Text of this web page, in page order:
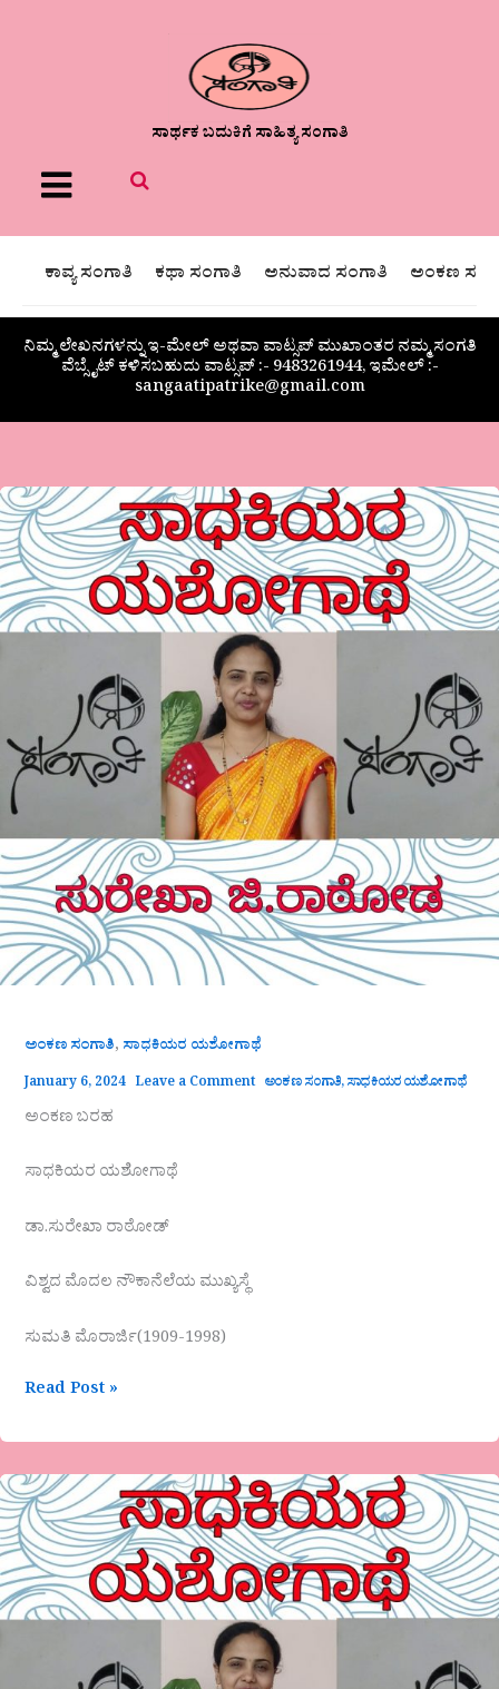
ಸಾರ್ಥಕ ಬದುಕಿಗೆ ಸಾಹಿತ್ಯ ಸಂಗಾತಿ
Menu
ಕಾವ್ಯ ಸಂಗಾತಿ ಕಥಾ ಸಂಗಾತಿ ಅನುವಾದ ಸಂಗಾತಿ ಅಂಕಣ
ನಿಮ್ಮ ಲೇಖನಗಳನ್ನು ಇ-ಮೇಲ್ ಅಥವಾ ವಾಟ್ಸಪ್ ಮುಖಾಂತರ ನಮ್ಮ ಸಂಗತಿ
ವೆಬ್ಸೈಟ್ ಕಳಿಸಬಹುದು ವಾಟ್ಸಪ್‌ :- 9483261944, ಇಮೇಲ್ :-
sangaatipatrike@gmail.com
ಅಂಕಣ ಸಂಗಾತಿ, ಸಾಧಕಿಯರ ಯಶೋಗಾಥೆ
January 6, 2024 Leave a Comment ಅಂಕಣ ಸಂಗಾತಿ,ಸಾಧಕಿಯರ ಯಶೋಗಾಥೆ
ಅಂಕಣ ಬರಹ
ಸಾಧಕಿಯರ ಯಶೋಗಾಥೆ
ಡಾ.ಸುರೇಖಾ ರಾಠೋಡ್
ವಿಶ್ವದ ಮೊದಲ ನೌಕಾನೆಲೆಯ ಮುಖ್ಯಸ್ಥೆ
ಸುಮತಿ ಮೊರಾರ್ಜಿ(1909-1998)
Read Post »